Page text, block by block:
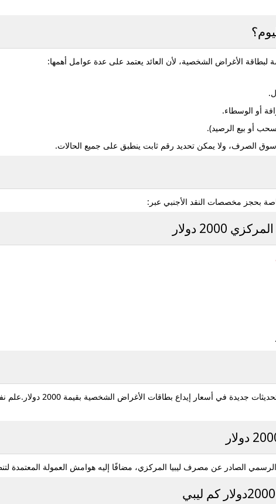
لبطاقة الأغراض الشخصية، لأن العائد يعتمد على عدة عوامل أهمها:
أو الوسطاء.
أو بيع الرصيد).
الصرف، ولا يمكن تحديد رقم ثابت ينطبق على جميع الحالات.
بحجز مخصصات النقد الأجنبي عبر:
دولار
في أسعار إيداع بطاقات الأغراض الشخصية بقيمة 2000 دولار.علم نفس
الصادر عن مصرف ليبيا المركزي، مضافًا إليه هوامش العمولة المعتمدة